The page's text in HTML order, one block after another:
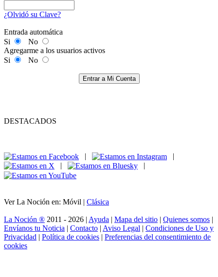
¿Olvidó su Clave?
Entrada automática
Si
No
Agregarme a los usuarios activos
Si
No
Entrar a Mi Cuenta
DESTACADOS
|
|
|
|
Ver La Noción en: Móvil | Clásica
La Noción ® 2011 - 2026 | Ayuda | Mapa del sitio | Quienes somos |
Envíanos tu Noticia | Contacto | Aviso Legal | Condiciones de Uso y
Privacidad | Política de cookies | Preferencias del consentimiento de
cookies